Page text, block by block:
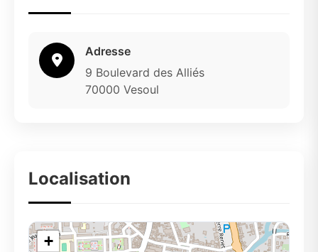
Adresse
9 Boulevard des Alliés
70000 Vesoul
Localisation
+